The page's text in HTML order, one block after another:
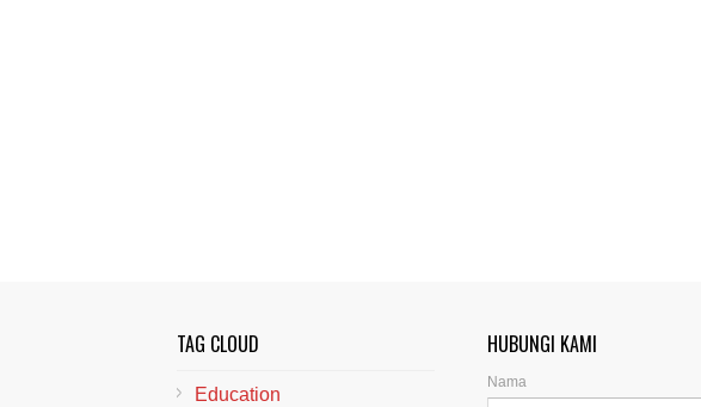
TAG CLOUD
Education
HUBUNGI KAMI
Nama